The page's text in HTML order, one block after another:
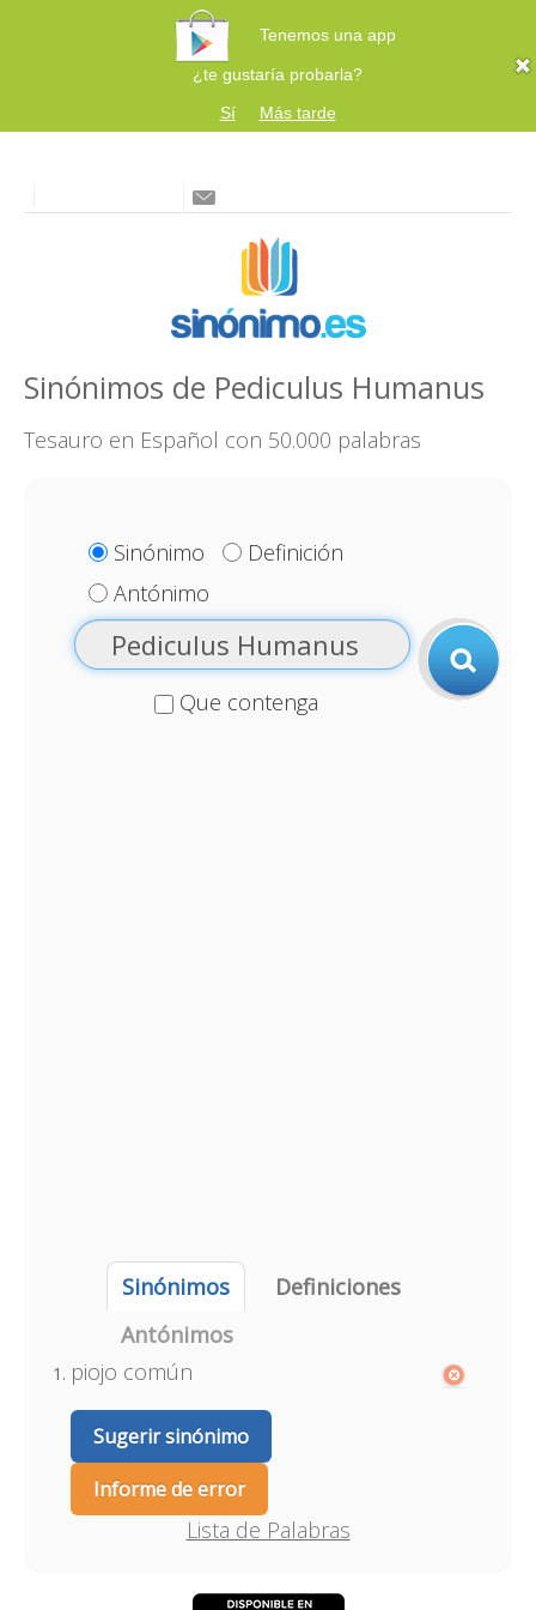
Tenemos una app
¿te gustaría probarla?
Sí
Más tarde
Sinónimos de Pediculus Humanus
Tesauro en Español con 50.000 palabras
Sinónimo
Definición
Antónimo
Que contenga
Sinónimos
Definiciones
Antónimos
piojo común
Sugerir sinónimo
Informe de error
Lista de Palabras